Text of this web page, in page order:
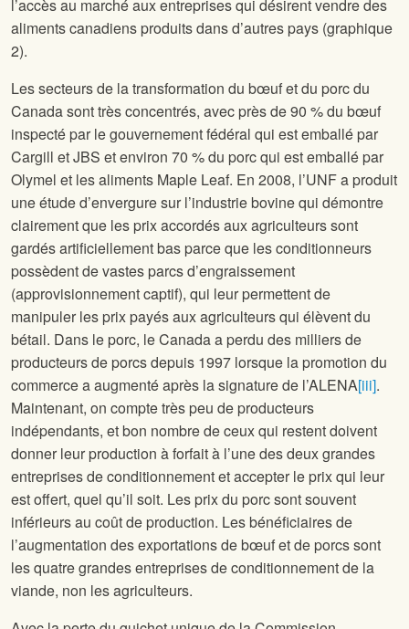
l’accès au marché aux entreprises qui désirent vendre des
aliments canadiens produits dans d’autres pays (graphique
2).
Les secteurs de la transformation du bœuf et du porc du
Canada sont très concentrés, avec près de 90 % du bœuf
inspecté par le gouvernement fédéral qui est emballé par
Cargill et JBS et environ 70 % du porc qui est emballé par
Olymel et les aliments Maple Leaf. En 2008, l’UNF a produit
une étude d’envergure sur l’industrie bovine qui démontre
clairement que les prix accordés aux agriculteurs sont
gardés artificiellement bas parce que les conditionneurs
possèdent de vastes parcs d’engraissement
(approvisionnement captif), qui leur permettent de
manipuler les prix payés aux agriculteurs qui élèvent du
bétail. Dans le porc, le Canada a perdu des milliers de
producteurs de porcs depuis 1997 lorsque la promotion du
commerce a augmenté après la signature de l’ALENA[iii].
Maintenant, on compte très peu de producteurs
indépendants, et bon nombre de ceux qui restent doivent
donner leur production à forfait à l’une des deux grandes
entreprises de conditionnement et accepter le prix qui leur
est offert, quel qu’il soit. Les prix du porc sont souvent
inférieurs au coût de production. Les bénéficiaires de
l’augmentation des exportations de bœuf et de porcs sont
les quatre grandes entreprises de conditionnement de la
viande, non les agriculteurs.